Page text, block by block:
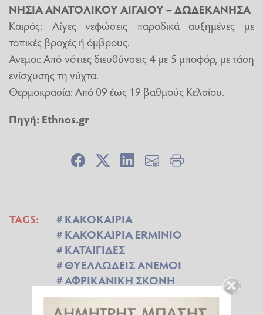
ΝΗΣΙΑ ΑΝΑΤΟΛΙΚΟΥ ΑΙΓΑΙΟΥ – ΔΩΔΕΚΑΝΗΣΑ
Καιρός: Λίγες νεφώσεις παροδικά αυξημένες με
τοπικές βροχές ή όμβρους.
Ανεμοι: Από νότιες διευθύνσεις 4 με 5 μποφόρ, με τάση
ενίσχυσης τη νύχτα.
Θερμοκρασία: Από 09 έως 19 βαθμούς Κελσίου.
Πηγή: Ethnos.gr
TAGS:
ΚΑΚΟΚΑΙΡΙΑ
ΚΑΚΟΚΑΙΡΙΑ ERMINIO
ΚΑΤΑΙΓΙΔΕΣ
ΘΥΕΛΛΩΔΕΙΣ ΑΝΕΜΟΙ
ΑΦΡΙΚΑΝΙΚΗ ΣΚΟΝΗ
ΚΛΕΑΡΧΟΣ ΜΑΡΟΥΣΑΚΗΣ